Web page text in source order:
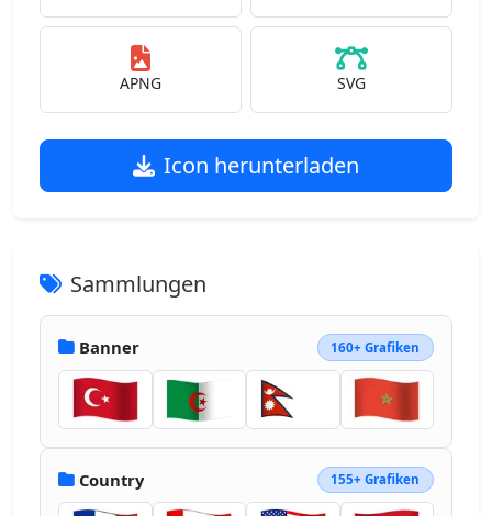
APNG SVG
Icon herunterladen
Sammlungen
Banner 160+ Grafiken
Country 155+ Grafiken